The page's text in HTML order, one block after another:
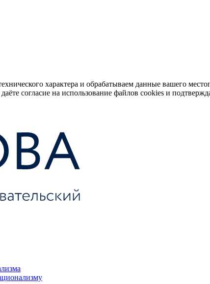
характера и обрабатываем данные вашего
согласие на использование файлов cookies и